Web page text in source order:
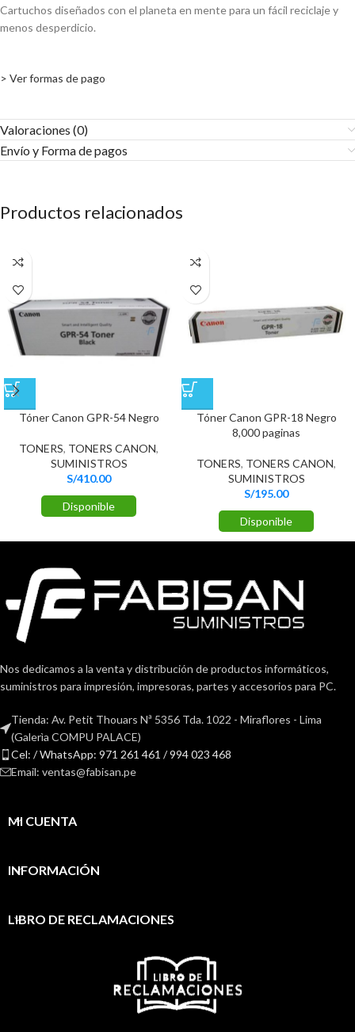
Cartuchos diseñados con el planeta en mente para un fácil reciclaje y
menos desperdicio.
> Ver formas de pago
Valoraciones (0)
Envío y Forma de pagos​
Productos relacionados
Tóner Canon GPR-54 Negro
TONERS, TONERS CANON,
SUMINISTROS
S/410.00
Disponible
Tóner Canon GPR-18 Negro
8,000 paginas
TONERS, TONERS CANON,
SUMINISTROS
S/195.00
Disponible
Nos dedicamos a la venta y distribución de productos informáticos,
suministros para impresión, impresoras, partes y accesorios para PC.
Tienda: Av. Petit Thouars Nª 5356 Tda. 1022 - Miraflores - Lima
(Galerìa COMPU PALACE)
Cel: / WhatsApp: 971 261 461 / 994 023 468
Email: ventas@fabisan.pe
MI CUENTA
INFORMACIÓN
LIBRO DE RECLAMACIONES